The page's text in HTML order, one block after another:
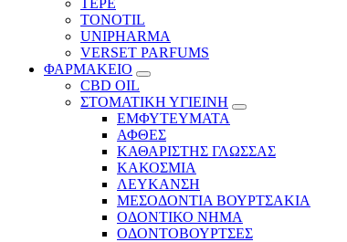
TONOTIL
UNIPHARMA
VERSET PARFUMS
ΦΑΡΜΑΚΕΙΟ
CBD OIL
ΣΤΟΜΑΤΙΚΗ ΥΓΙΕΙΝΗ
ΕΜΦΥΤΕΥΜΑΤΑ
ΑΦΘΕΣ
ΚΑΘΑΡΙΣΤΗΣ ΓΛΩΣΣΑΣ
ΚΑΚΟΣΜΙΑ
ΛΕΥΚΑΝΣΗ
ΜΕΣΟΔΟΝΤΙΑ ΒΟΥΡΤΣΑΚΙΑ
ΟΔΟΝΤΙΚΟ ΝΗΜΑ
ΟΔΟΝΤΟΒΟΥΡΤΣΕΣ